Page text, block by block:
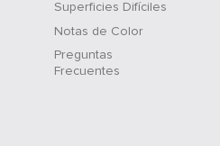
Superficies Difíciles
Notas de Color
Preguntas
Frecuentes